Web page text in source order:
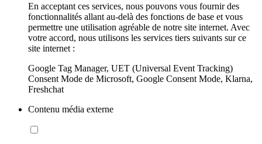
En acceptant ces services, nous pouvons vous fournir des
fonctionnalités allant au-delà des fonctions de base et vous
permettre une utilisation agréable de notre site internet. Avec
votre accord, nous utilisons les services tiers suivants sur ce
site internet :
Google Tag Manager, UET (Universal Event Tracking)
Consent Mode de Microsoft, Google Consent Mode, Klarna,
Freshchat
Contenu média externe